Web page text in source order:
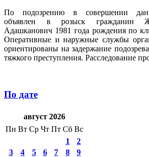
По подозрению в совершении
объявлен в розыск гражданин
Адашканович 1981 года рождения по
Оперативные и наружные службы
ориентированы на задержание
тяжкого преступления. Расследование
По дате
август 2026
Пн Вт Ср Чт Пт Сб Вс
1
2
3
4 5 6 7 8
9